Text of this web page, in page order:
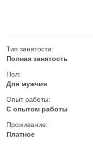
Тип занятости:
Полная занятость
Пол:
Для мужчин
Опыт работы:
С опытом работы
Проживание:
Платное